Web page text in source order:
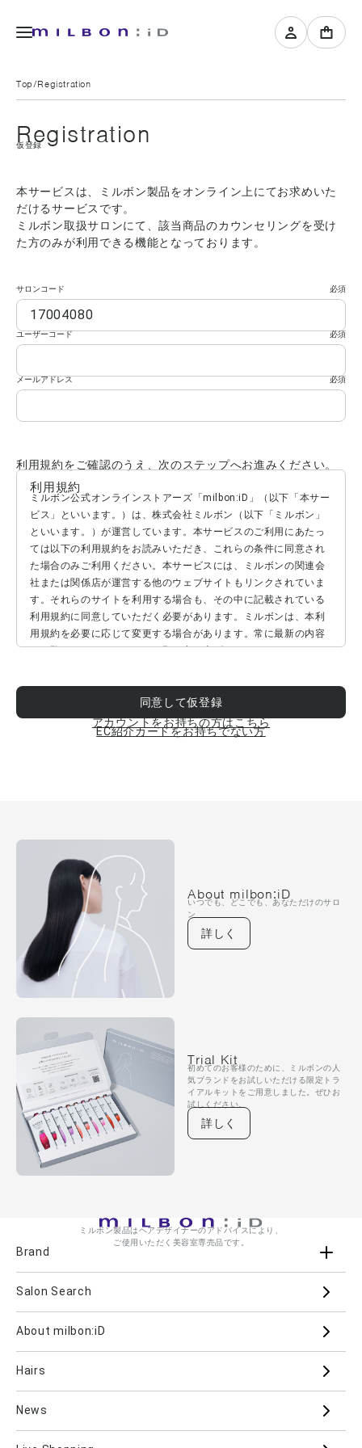
Top Registration
Registration
仮登録
本サービスは、ミルボン製品をオンライン上にてお求めいた
だけるサービスです。
ミルボン取扱サロンにて、該当商品のカウンセリングを受け
た方のみが利用できる機能となっております。
サロンコード 必須
ユーザーコード 必須
メールアドレス 必須
利用規約をご確認のうえ、次のステップへお進みください。
利用規約
ミルボン公式オンラインストアーズ「milbon:iD」（以下「本サー
ビス」といいます。）は、株式会社ミルボン（以下「ミルボン」
といいます。）が運営しています。本サービスのご利用にあたっ
ては以下の利用規約をお読みいただき、これらの条件に同意され
た場合のみご利用ください。本サービスには、ミルボンの関連会
社または関係店が運営する他のウェブサイトもリンクされていま
す。それらのサイトを利用する場合も、その中に記載されている
利用規約に同意していただく必要があります。ミルボンは、本利
用規約を必要に応じて変更する場合があります。常に最新の内容
をご覧いただきますよう、お願い申し上げます。
［ 本サービスの利用 ］
本サービスの利用は本利用規約に同意いただいていることを前提
としており、お客様が本サービスを利用した場合、本利用規約に
同意したものとみなします。本サービスは、ID登録（以下に定義
されていることをご了承ください。なお、未成年のお客様は、本
利用規約の遵守、本サービスの利用およびこれに伴うミルボンに
よる個人情報の取扱いにつきあらかじめ親権者等の法定代理人の
同意を得ていなければなりません。
［ ID登録 ］
1． お客様は、本サービスの利用に際してお客様ご自身に関する
情報を登録して、IDを取得しなければなりません（以下「ID登
録」といいます。）。お客様は、ID登録する場合、真実、正確か
つ完全な情報を提供しなければならず、常に最新の情報となるよ
2． ミルボンは、お客様が以下のいずれかに該当する場合には、
ID登録の申請を承認しないことがあります。
(1) 過去に本利用規約違反等により、ミルボンから利用停止等の
処分を受けている場合。
(2) 登録内容に正確ではない情報または虚偽の情報が含まれてい
る場合。
(3) その他、ミルボンが不適当であると合理的な理由に基づき判
断する場合。
［ 知的財産権等 ］
ビスで提供されるものを、以下「本コンテンツ」といいます。）
に関する著作権、商標権、意匠権、肖像権その他の人格的または
的財産権等は、著作権法、商標法等の各種法律で保護されていま
す。お客様は、本サービスの利用により、本コンテンツについて
いかなる知的財産権等も取得するものではありません。
［ 本サービスの提供の停止または中止 ］
ミルボンは、以下のいずれかに該当する場合には、お客様に事前
または中止することができるものとします。これによりお客様に
生じた損害、損失、不利益等について、ミルボンは一切の責任を
同意して仮登録
アカウントをお持ちの方はこちら
EC紹介カードをお持ちでない方
About milbon:iD
いつでも、どこでも、あなただけのサロ
ン
詳しく
Trial Kit
初めてのお客様のために、ミルボンの人
気ブランドをお試しいただける限定トラ
イアルキットをご用意しました。ぜひお
試しください。
詳しく
ミルボン製品はヘアデザイナーのアドバイスにより、
ご使用いただく美容室専売品です。
Brand
Aujua milbon
PJOLI
Salon Search
About milbon:iD
Hairs
News